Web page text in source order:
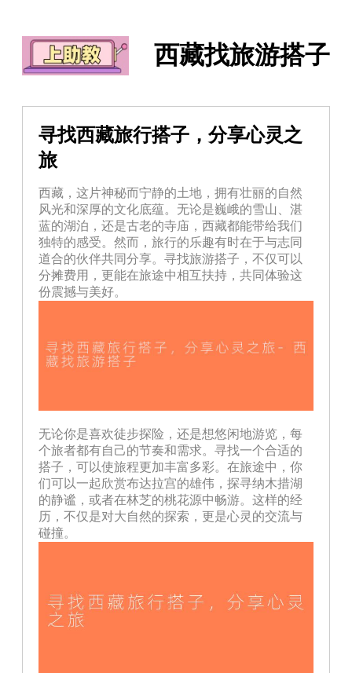
西藏找旅游搭子
寻找西藏旅行搭子，分享心灵之
旅
西藏，这片神秘而宁静的土地，拥有壮丽的自然
风光和深厚的文化底蕴。无论是巍峨的雪山、湛
蓝的湖泊，还是古老的寺庙，西藏都能带给我们
独特的感受。然而，旅行的乐趣有时在于与志同
道合的伙伴共同分享。寻找旅游搭子，不仅可以
分摊费用，更能在旅途中相互扶持，共同体验这
份震撼与美好。
无论你是喜欢徒步探险，还是想悠闲地游览，每
个旅者都有自己的节奏和需求。寻找一个合适的
搭子，可以使旅程更加丰富多彩。在旅途中，你
们可以一起欣赏布达拉宫的雄伟，探寻纳木措湖
的静谧，或者在林芝的桃花源中畅游。这样的经
历，不仅是对大自然的探索，更是心灵的交流与
碰撞。